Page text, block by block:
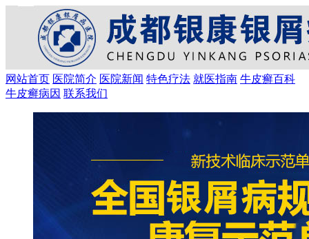
网站首页 医院简介 医院新闻 特色疗法 就医指南 牛皮癣百科
牛皮癣病因 联系我们